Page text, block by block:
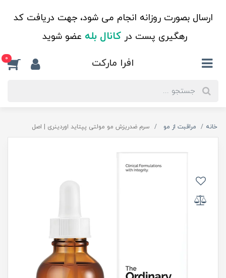
ارسال بصورت روزانه انجام می شود، جهت دریافت کد
رهگیری پست درکانال بله عضو شوید
افرا مارکت 0
خانه مراقبت از مو سرم ضدریزش مو‌ مولتی پپتاید اوردینری | اصل